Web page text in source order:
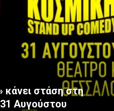
κάνει στάση στη
Αυγούστου